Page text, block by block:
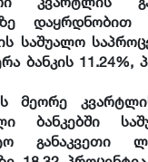
დაყრდნობით
საშუალო
ბანკის 11.24%,
მეორე
ბანკებში
განაკვეთი